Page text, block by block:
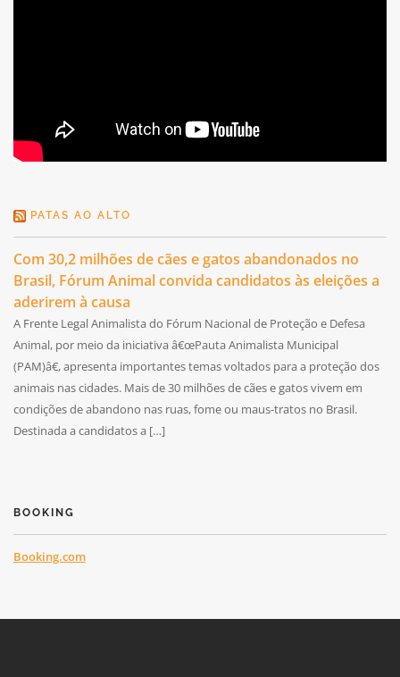
PATAS AO ALTO
Com 30,2 milhões de cães e gatos abandonados no
Brasil, Fórum Animal convida candidatos às eleições a
aderirem à causa
A Frente Legal Animalista do Fórum Nacional de Proteção e Defesa
Animal, por meio da iniciativa â€œPauta Animalista Municipal
(PAM)â€, apresenta importantes temas voltados para a proteção dos
animais nas cidades. Mais de 30 milhões de cães e gatos vivem em
condições de abandono nas ruas, fome ou maus-tratos no Brasil.
Destinada a candidatos a […]
BOOKING
Booking.com